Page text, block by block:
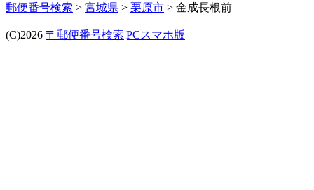
郵便番号検索 > 宮城県 > 栗原市 > 金成長根前
(C)2026 〒郵便番号検索|PCスマホ版